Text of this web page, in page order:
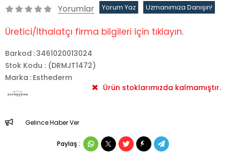
Yorumlar Yorum Yaz Uzmanımıza Danışın!
Üretici/İthalatçı firma bilgileri için tıklayın.
Barkod :3461020013024
Stok Kodu
(DRMJT1472)
Ürün stoklarımızda kalmamıştır.
Marka : Esthederm
Gelince Haber Ver
Paylaş :